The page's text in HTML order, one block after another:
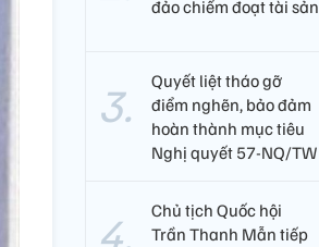
đảo chiếm đoạt tài sản
Quyết liệt tháo gỡ
điểm nghẽn, bảo đảm
hoàn thành mục tiêu
Nghị quyết 57-NQ/TW
Chủ tịch Quốc hội
Trần Thanh Mẫn tiếp